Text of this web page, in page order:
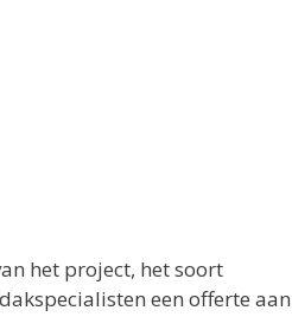
het project, het soort
een offerte aan